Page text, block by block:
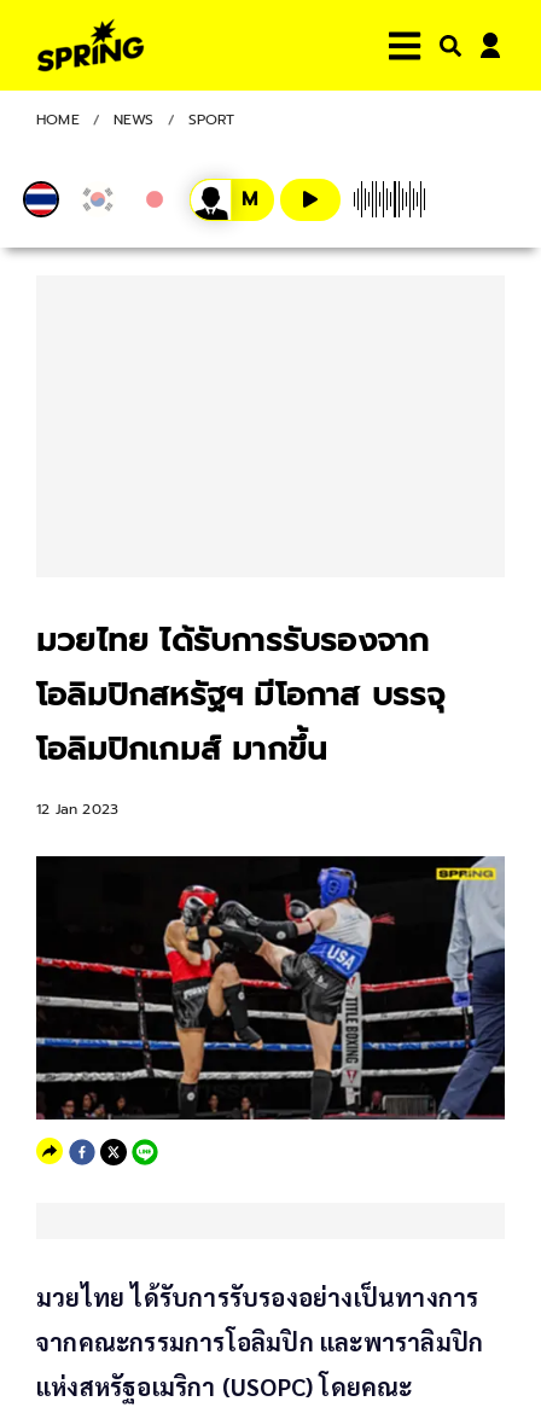
HOME NEWS SPORT
มวยไทย ได้รับการรับรองจาก
โอลิมปิกสหรัฐฯ มีโอกาส บรรจุ
โอลิมปิกเกมส์ มากขึ้น
12 Jan 2023
มวยไทย ได้รับการรับรองอย่างเป็นทางการ
จากคณะกรรมการโอลิมปิก และพาราลิมปิก
แห่งสหรัฐอเมริกา (USOPC) โดยคณะ